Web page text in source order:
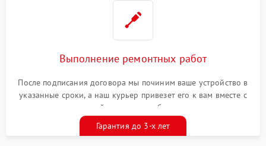
Выполнение ремонтных работ
После подписания договора мы починим ваше устройство в
указанные сроки, а наш курьер привезет его к вам вместе с
гарантийным талоном бесплатно
Гарантия до 3-х лет